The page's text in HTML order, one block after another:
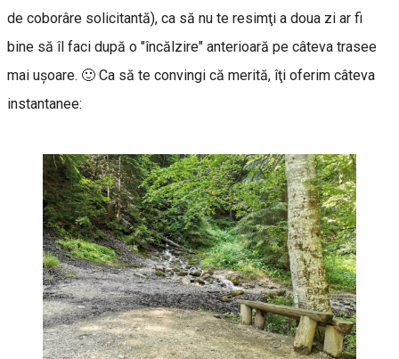
de coborâre solicitantă), ca să nu te resimţi a doua zi ar fi
bine să îl faci după o "încălzire" anterioară pe câteva trasee
mai uşoare. 🙂 Ca să te convingi că merită, îţi oferim câteva
instantanee: